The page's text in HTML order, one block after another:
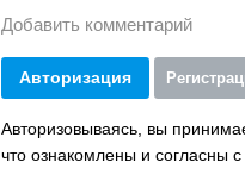
Добавить комментарий
Авторизация
Авторизовываясь, вы
что ознакомлены и согласны